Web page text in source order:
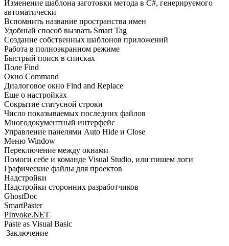
Изменение шаблона заготовки метода в С#, генерируемого
автоматически
Вспомнить название пространства имен
Удобный способ вызвать Smart Tag
Создание собственных шаблонов приложений
Работа в полноэкранном режиме
Быстрый поиск в списках
Поле Find
Окно Command
Диалоговое окно Find and Replace
Еще о настройках
Сокрытие статусной строки
Число показываемых последних файлов
Многодокументный интерфейс
Управление панелями Auto Hide и Close
Меню Window
Переключение между окнами
Помоги себе и команде Visual Studio, или пишем логи
Графические файлы для проектов
Надстройки
Надстройки сторонних разработчиков
GhostDoc
SmartPaster
PInvoke.NET
Paste as Visual Basic
Заключение